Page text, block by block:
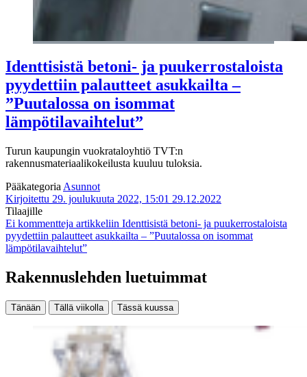
Identtisistä betoni- ja puukerrostaloista
pyydettiin palautteet asukkailta –
”Puutalossa on isommat
lämpötilavaihtelut”
Turun kaupungin vuokrataloyhtiö TVT:n
rakennusmateriaalikokeilusta kuuluu tuloksia.
Pääkategoria Asunnot
Kirjoitettu 29. joulukuuta 2022, 15:01 29.12.2022
Tilaajille
Ei kommentteja artikkeliin Identtisistä betoni- ja puukerrostaloista
pyydettiin palautteet asukkailta – ”Puutalossa on isommat
lämpötilavaihtelut”
Rakennuslehden luetuimmat
Tänään Tällä viikolla Tässä kuussa